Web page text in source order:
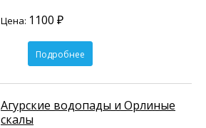
Цена: 1100 ₽
Подробнее
Агурские водопады и Орлиные
скалы